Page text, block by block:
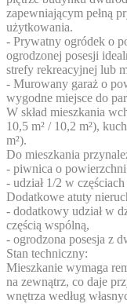
zapewniającym pełną
użytkowania.
- Prywatny ogródek o
ogrodzonej posesji
strefy rekreacyjnej lub
- Murowany garaż o
wygodne miejsce do
W skład mieszkania
10,5 m² / 10,2 m²),
m²).
Do mieszkania
- piwnica o powierzchni
- udział 1/2 w
Dodatkowe atuty
- dodatkowy udział w
częścią wspólną,
- ogrodzona posesja z
Stan techniczny:
Mieszkanie wymaga
na zewnątrz, co daje
wnętrza według